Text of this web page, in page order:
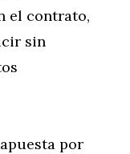
el contrato,
sin
por